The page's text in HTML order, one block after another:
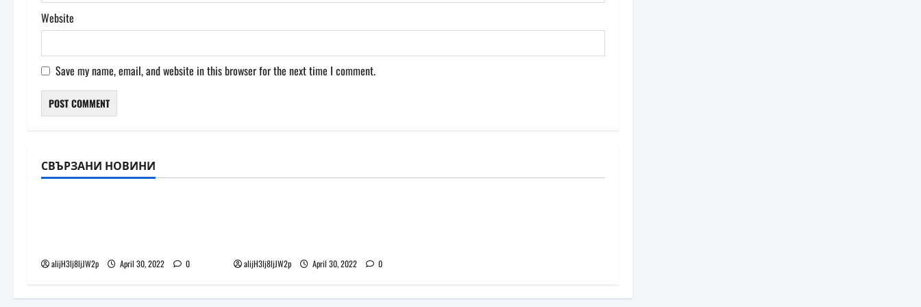
Website
Save my name, email, and website in this browser for the next time I comment.
СВЪРЗАНИ НОВИНИ
Uncategorized
alijH3lj8ljJW2p April 30, 2022 0 alijH3lj8ljJW2p April 30, 2022 0